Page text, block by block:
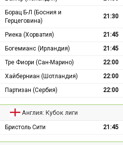
Борац Б-Л (Босния и
Герцеговина)
21:30
Риека (Хорватия) 21:45
Богемианс (Ирландия)
21:45
Тре Фиори (Сан-Марино)
22:00
Хайберниан (Шотландия)
22:00
Партизан (Сербия)
22:00
Англия: Кубок лиги
Бристоль Сити 21:45